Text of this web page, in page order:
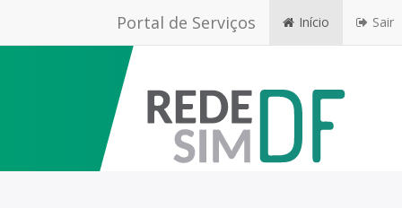
Portal de Serviços Início Sair